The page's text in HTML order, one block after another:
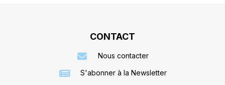
CONTACT
Nous contacter
S'abonner à la Newsletter